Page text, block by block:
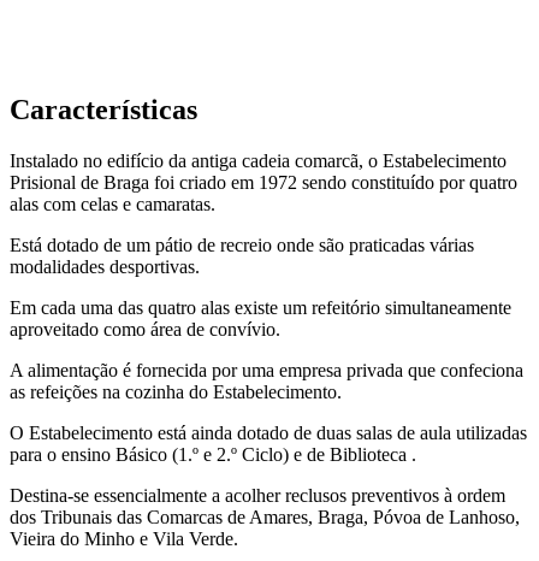
Características
Instalado no edifício da antiga cadeia comarcã, o Estabelecimento
Prisional de Braga foi criado em 1972 sendo constituído por quatro
alas com celas e camaratas.
Está dotado de um pátio de recreio onde são praticadas várias
modalidades desportivas.
Em cada uma das quatro alas existe um refeitório simultaneamente
aproveitado como área de convívio.
A alimentação é fornecida por uma empresa privada que confeciona
as refeições na cozinha do Estabelecimento.
O Estabelecimento está ainda dotado de duas salas de aula utilizadas
para o ensino Básico (1.º e 2.º Ciclo) e de Biblioteca .
Destina-se essencialmente a acolher reclusos preventivos à ordem
dos Tribunais das Comarcas de Amares, Braga, Póvoa de Lanhoso,
Vieira do Minho e Vila Verde.